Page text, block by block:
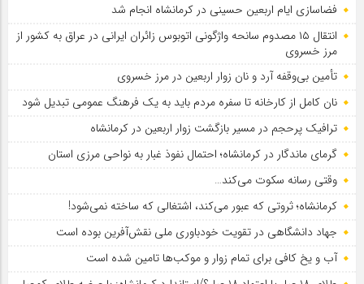
فضاسازی ایام اربعین حسینی در کرمانشاه انجام شد
انتقال ۱۵ مصدوم سانحه واژگونی اتوبوس زائران ایرانی در عراق به کشور از
مرز خسروی
تأمین بی‌وقفه آرد و نان زوار اربعین در مرز خسروی
نان کامل از کارخانه تا سفره مردم باید به یک فرهنگ عمومی تبدیل شود
ترافیک پرحجم در مسیر بازگشت زوار اربعین در کرمانشاه
گرمای ماندگار در کرمانشاه؛ احتمال نفوذ غبار به نواحی مرزی استان
وقتی رسانه سکوت می‌کند…
کرمانشاه؛ ثروتی که عبور می‌کند، اشتغالی که ساخته نمی‌شود!
جهاد دانشگاهی در تقویت خودباوری ملی نقش‌آفرین بوده است
آب و یخ کافی برای تمام زوار و موکب‌ها تامین شده است